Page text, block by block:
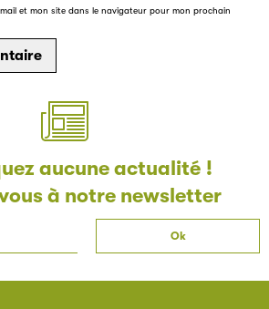
et mon site dans le navigateur pour mon prochain
aucune actualité !
à notre newsletter